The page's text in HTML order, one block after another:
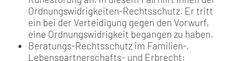
Ordnungswidrigkeiten-Rechtsschutz. Er tritt
ein bei der Verteidigung gegen den Vorwurf,
eine Ordnungswidrigkeit begangen zu haben.
Beratungs-Rechtsschutz im Familien-,
Lebenspartnerschafts- und Erbrecht: